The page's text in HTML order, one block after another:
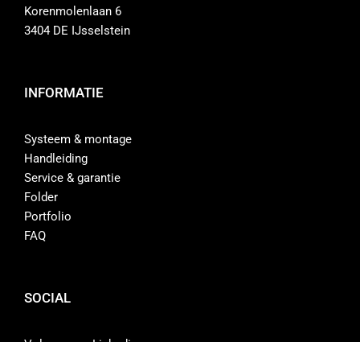
Korenmolenlaan 6
3404 DE IJsselstein
INFORMATIE
Systeem & montage
Handleiding
Service & garantie
Folder
Portfolio
FAQ
SOCIAL